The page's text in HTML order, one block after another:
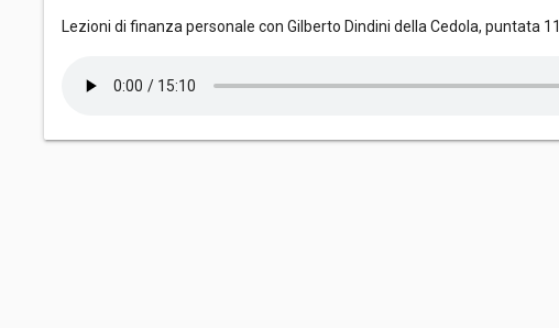
Lezioni di finanza personale con Gilberto Dindini della Cedola, puntata 11